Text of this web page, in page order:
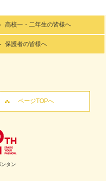
高校一・二年生の皆様へ
保護者の皆様へ
ページTOPへ
タン